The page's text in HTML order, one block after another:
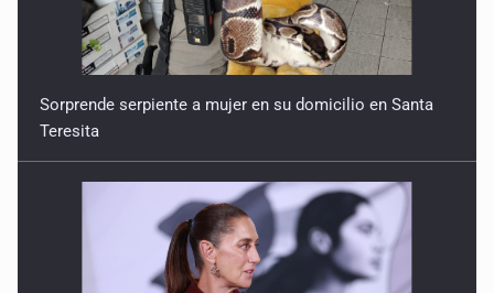
Sorprende serpiente a mujer en su domicilio en Santa
Teresita